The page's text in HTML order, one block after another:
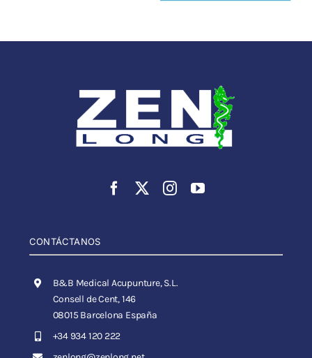
CONTÁCTANOS
B&B Medical Acupunture, S.L.
Consell de Cent, 146
08015 Barcelona España
+34 934 120 222